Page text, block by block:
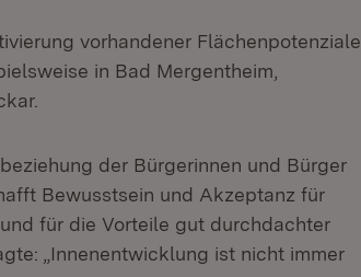
vorhandener Flächenpotenziale
in Bad Mergentheim,
der Bürgerinnen und Bürger
Bewusstsein und Akzeptanz für
für die Vorteile gut durchdachter
„Innenentwicklung ist nicht immer